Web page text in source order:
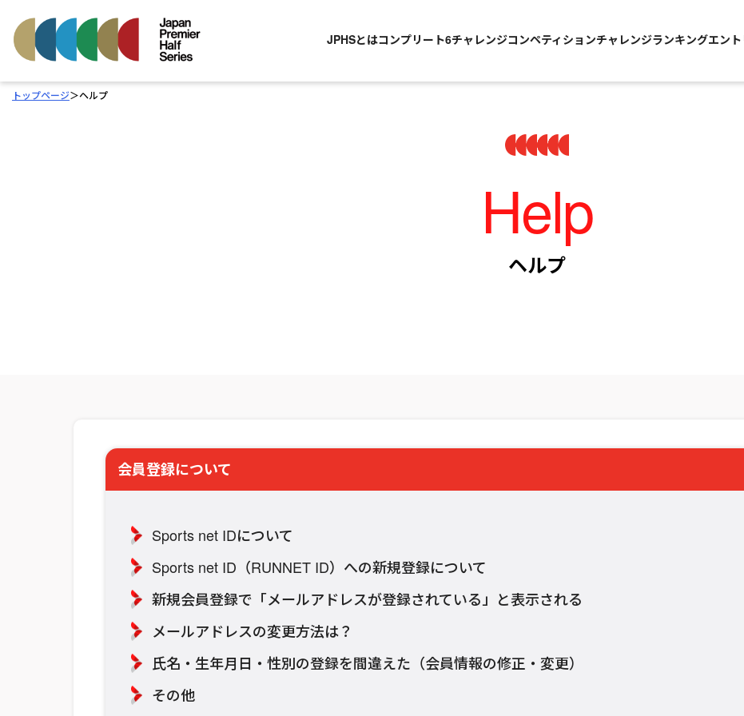
JPHSとはコンプリート6チャレンジコンペティションチャレンジランキングエン
トップページ＞ヘルプ
Help
ヘルプ
会員登録について
Sports net IDについて
Sports net ID（RUNNET ID）への新規登録について
新規会員登録で「メールアドレスが登録されている」と表示される
メールアドレスの変更方法は？
氏名・生年月日・性別の登録を間違えた（会員情報の修正・変更）
その他